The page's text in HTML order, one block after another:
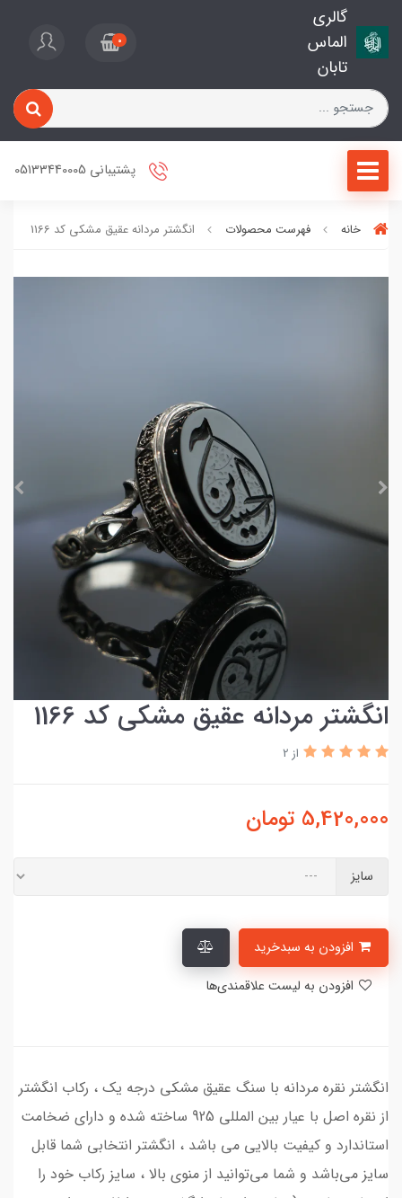
گالری
الماس
تابان
0
پشتیبانی 05133440005
خانه فهرست محصولات انگشتر مردانه عقیق مشکی کد 1166
انگشتر مردانه عقیق مشکی کد 1166
از 2
5,420,000 تومان
سایز
انگشتر نقره مردانه با سنگ عقیق مشکی درجه یک ، رکاب انگشتر
از نقره اصل با عیار بین المللی 925 ساخته شده و دارای ضخامت
استاندارد و کیفیت بالایی می‌ باشد ، انگشتر انتخابی شما قابل
سایز می‌باشد و شما می‌توانید از منوی بالا ، سایز رکاب خود را